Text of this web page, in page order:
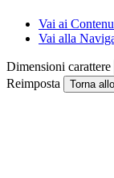
Vai ai
Vai alla
Dimensioni carattere
Reimposta Torna